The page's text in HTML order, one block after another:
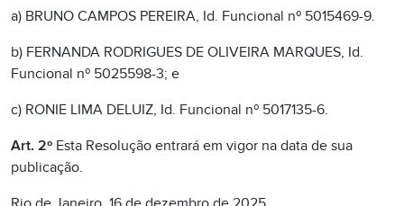
a) BRUNO CAMPOS PEREIRA, Id. Funcional nº 5015469-9.
b) FERNANDA RODRIGUES DE OLIVEIRA MARQUES, Id.
Funcional nº 5025598-3; e
c) RONIE LIMA DELUIZ, Id. Funcional nº 5017135-6.
Art. 2º Esta Resolução entrará em vigor na data de sua
publicação.